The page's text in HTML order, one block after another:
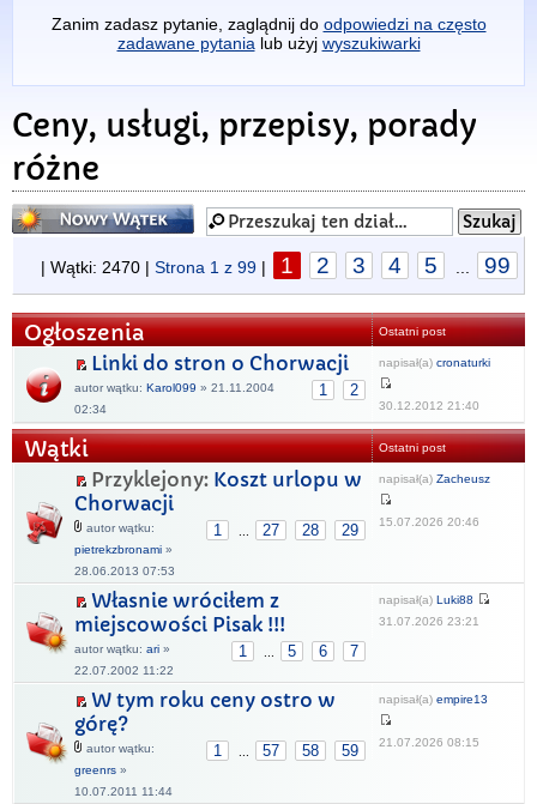
Zanim zadasz pytanie, zaglądnij do odpowiedzi na często
zadawane pytania lub użyj wyszukiwarki
Ceny, usługi, przepisy, porady
różne
Napisz wątek
| Wątki: 2470 | Strona 1 z 99 | 1 2 3 4 5 99
Ogłoszenia Ostatni post
Linki do stron o Chorwacji
1 2
autor wątku: Karol099 » 21.11.2004
02:34
napisał(a) cronaturki
30.12.2012 21:40
Wątki Ostatni post
Przyklejony: Koszt urlopu w
Chorwacji
1 27 28 29
autor wątku:
pietrekzbronami »
28.06.2013 07:53
napisał(a) Zacheusz
15.07.2026 20:46
Własnie wróciłem z
miejscowości Pisak !!!
1 5 6 7
autor wątku: ari »
22.07.2002 11:22
napisał(a) Luki88
31.07.2026 23:21
W tym roku ceny ostro w
górę?
1 57 58 59
autor wątku:
greenrs »
10.07.2011 11:44
napisał(a) empire13
21.07.2026 08:15